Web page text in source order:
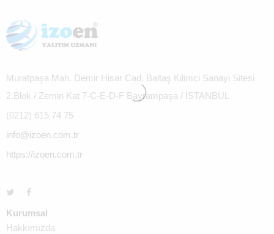
Muratpaşa Mah. Demir Hisar Cad. Baltaş Kilimci Sanayi Sitesi
2.Blok / Zemin Kat 7-C-E-D-F Bayrampaşa / İSTANBUL
(0212) 615 74 75
info@izoen.com.tr
https://izoen.com.tr
Kurumsal
Hakkımızda